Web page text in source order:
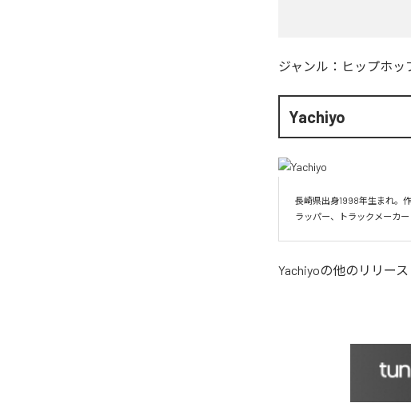
ジャンル： ヒップホッ
Yachiyo
長崎県出身1998年生まれ。
Yachiyoの他のリリース